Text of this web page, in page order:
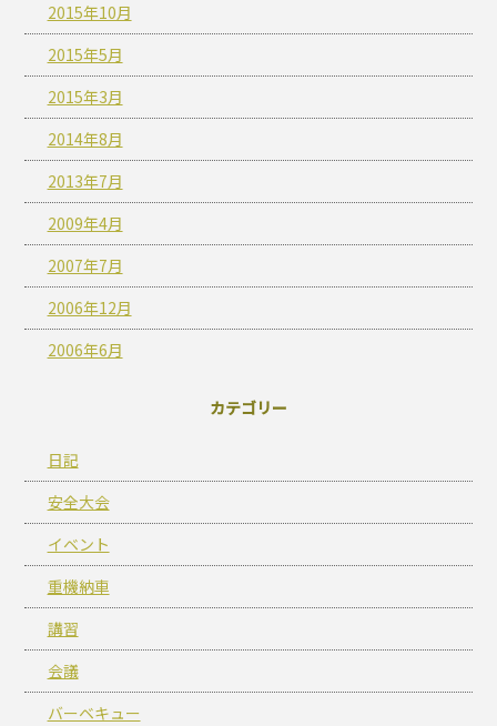
2015年10月
2015年5月
2015年3月
2014年8月
2013年7月
2009年4月
2007年7月
2006年12月
2006年6月
カテゴリー
日記
安全大会
イベント
重機納車
講習
会議
バーベキュー